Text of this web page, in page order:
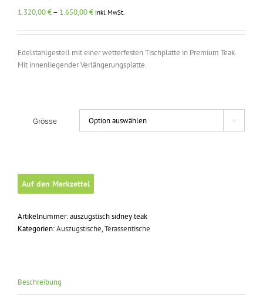
1.320,00€– 1.650,00€Preisspanne:
bis
1.650,00 €
inkl. MwSt.
Edelstahlgestell mit einer wetterfesten Tischplatte in Premium Teak.
Mit innenliegender Verlängerungsplatte.
Grösse 
Auf den Merkzettel
Artikelnummer:auszugstisch sidney teak
Kategorien:Auszugstische,Terassentische
Beschreibung